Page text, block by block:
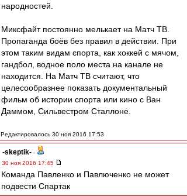
народностей.
Миксфайт постоянно мелькает на Матч ТВ.
Пропаганда боёв без правил в действии. При
этом таким видам спорта, как хоккей с мячом,
гандбол, водное поло места на канале не
находится. На Матч ТВ считают, что
целесообразнее показать документальный
фильм об истории спорта или кино с Ван
Даммом, Сильвестром Сталлоне.
Редактировалось 30 ноя 2016 17:53
-skeptik- -
30 ноя 2016 17:45
Команда Павленко и Павлюченко не может
подвести Спартак